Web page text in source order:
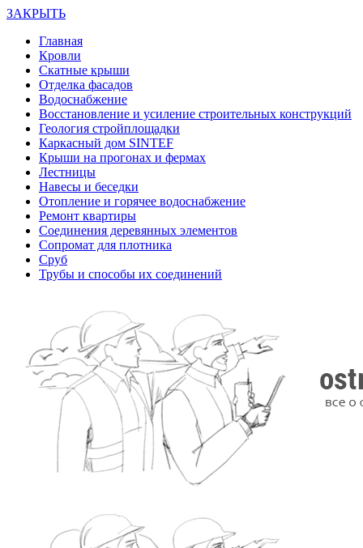
ЗАКРЫТЬ
Главная
Кровли
Скатные крыши
Отделка фасадов
Водоснабжение
Восстановление и усиление строительных конструкций
Геология стройплощадки
Каркасный дом SINTEF
Крыши на прогонах и фермах
Лестницы
Навесы и беседки
Отопление и горячее водоснабжение
Ремонт квартиры
Соединения деревянных элементов
Сопромат для плотника
Сруб
Трубы и способы их соединений